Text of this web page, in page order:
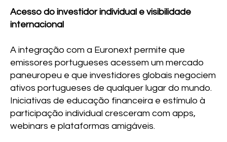
Acesso do investidor individual e visibilidade
internacional
A integração com a Euronext permite que
emissores portugueses acessem um mercado
paneuropeu e que investidores globais negociem
ativos portugueses de qualquer lugar do mundo.
Iniciativas de educação financeira e estímulo à
participação individual cresceram com apps,
webinars e plataformas amigáveis.